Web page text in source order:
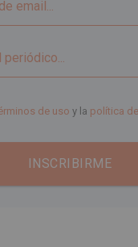
de uso y la política
INSCRIBIRME